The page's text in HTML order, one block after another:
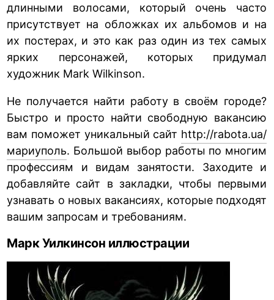
длинными волосами, который очень часто
присутствует на обложках их альбомов и на
их постерах, и это как раз один из тех самых
ярких персонажей, которых придумал
художник Mark Wilkinson.
Не получается найти работу в своём городе?
Быстро и просто найти свободную вакансию
вам поможет уникальный сайт http://rabota.ua/
мариуполь. Большой выбор работы по многим
профессиям и видам занятости. Заходите и
добавляйте сайт в закладки, чтобы первыми
узнавать о новых вакансиях, которые подходят
вашим запросам и требованиям.
Марк Уилкинсон иллюстрации